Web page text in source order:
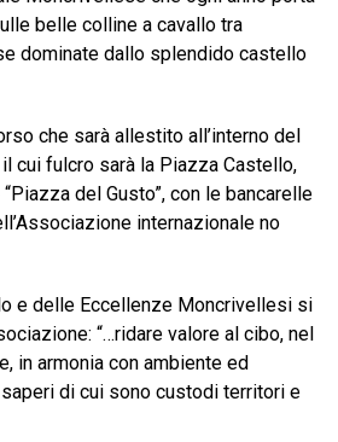
belle colline a cavallo tra
dominate dallo splendido castello
che sarà allestito all’interno del
cui fulcro sarà la Piazza Castello,
del Gusto”, con le bancarelle
internazionale no
e delle Eccellenze Moncrivellesi si
“…ridare valore al cibo, nel
in armonia con ambiente ed
di cui sono custodi territori e